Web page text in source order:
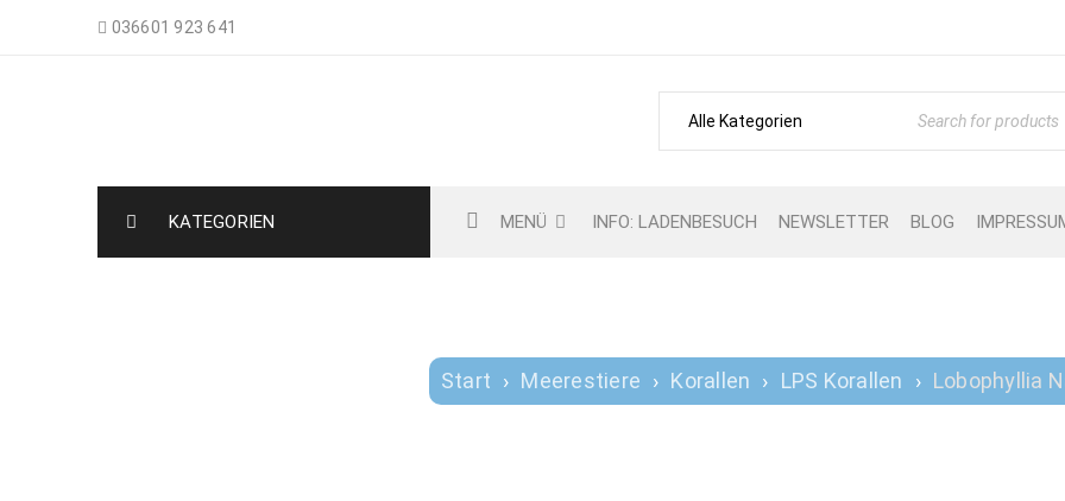
036601 923 641
KATEGORIEN MENÜ INFO: LADENBESUCH NEWSLETTER BLOG
Start › Meerestiere › Korallen › LPS Korallen › Lobophyllia